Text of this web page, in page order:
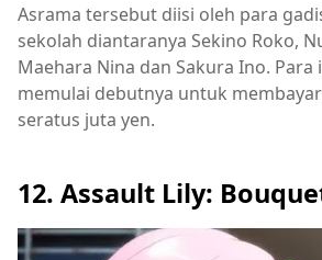
Asrama tersebut diisi oleh para
sekolah diantaranya Sekino Roko,
Maehara Nina dan Sakura Ino.
memulai debutnya untuk
seratus juta yen.
12. Assault Lily: